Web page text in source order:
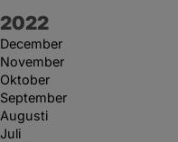
År:
2022
December
November
Oktober
September
Augusti
Juli